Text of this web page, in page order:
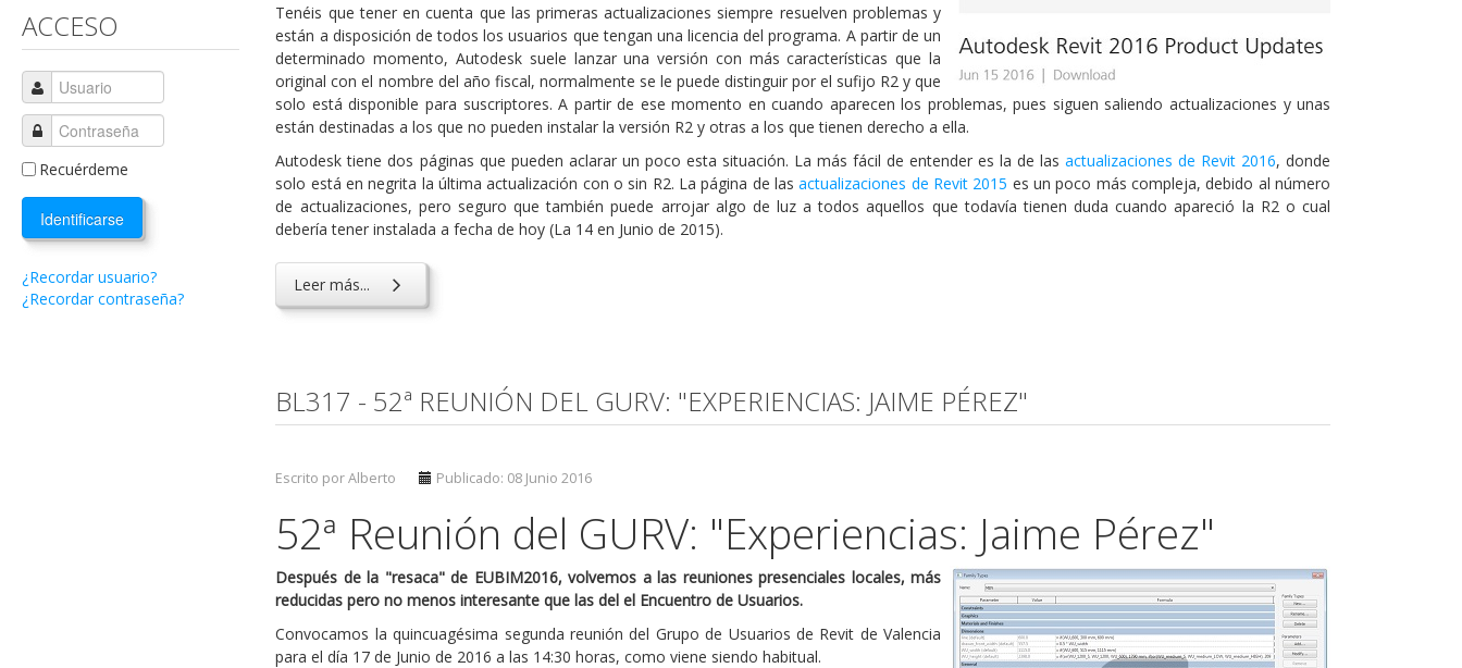
ACCESO
Recuérdeme
Identificarse
¿Recordar usuario?
¿Recordar contraseña?
Tenéis que tener en cuenta que las primeras actualizaciones siempre resuelven problemas y
están a disposición de todos los usuarios que tengan una licencia del programa. A partir de un
determinado momento, Autodesk suele lanzar una versión con más características que la
original con el nombre del año fiscal, normalmente se le puede distinguir por el sufijo R2 y que
solo está disponible para suscriptores. A partir de ese momento en cuando aparecen los problemas, pues siguen saliendo actualizaciones y unas
están destinadas a los que no pueden instalar la versión R2 y otras a los que tienen derecho a ella.
Autodesk tiene dos páginas que pueden aclarar un poco esta situación. La más fácil de entender es la de las actualizaciones de Revit 2016, donde
solo está en negrita la última actualización con o sin R2. La página de lasactualizaciones de Revit 2015 es un poco más compleja, debido al número
de actualizaciones, pero seguro que también puede arrojar algo de luz a todos aquellos que todavía tienen duda cuando apareció la R2 o cual
debería tener instalada a fecha de hoy (La 14 en Junio de 2015).
Leer más...
BL317 - 52ª REUNIÓN DEL GURV: "EXPERIENCIAS: JAIME PÉREZ"
Escrito por Alberto Publicado: 08 Junio 2016
52ª Reunión del GURV: "Experiencias: Jaime Pérez"
Después de la "resaca" de EUBIM2016, volvemos a las reuniones presenciales locales, más
reducidas pero no menos interesante que las del el Encuentro de Usuarios.
Convocamos la quincuagésima segunda reunión del Grupo de Usuarios de Revit de Valencia
para el día 17 de Junio de 2016 a las 14:30 horas, como viene siendo habitual.